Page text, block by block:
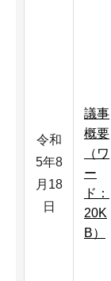
令和
5年8
月18
日
議事
概要
（ワ
ー
ド：
20K
B）